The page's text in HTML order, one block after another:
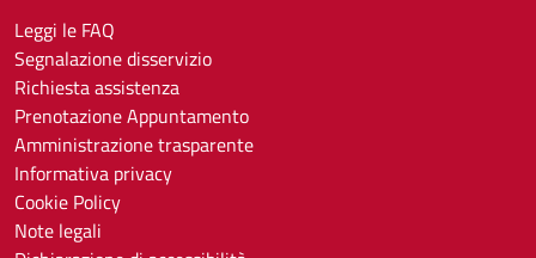
Leggi le FAQ
Segnalazione disservizio
Richiesta assistenza
Prenotazione Appuntamento
Amministrazione trasparente
Informativa privacy
Cookie Policy
Note legali